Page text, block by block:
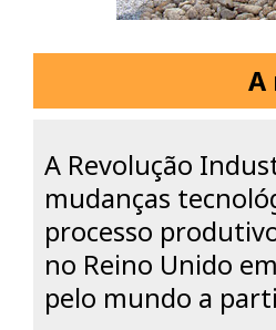
A
A Revolução
mudanças
processo
no Reino Unido
pelo mundo a